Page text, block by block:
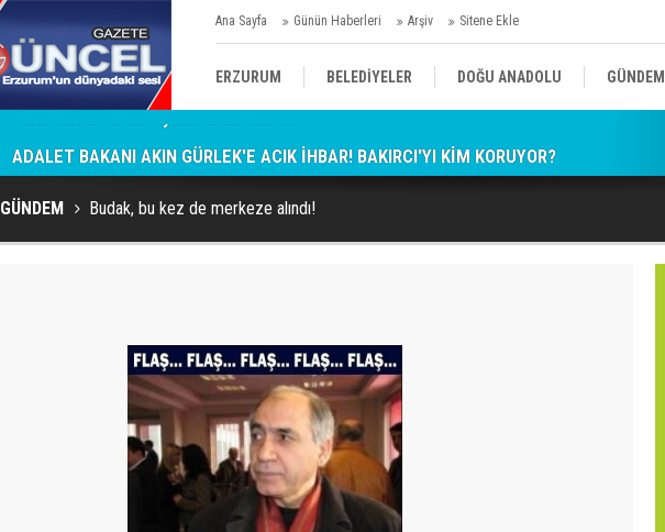
Ana Sayfa Günün Haberleri Arşiv Sitene Ekle
ERZURUM BELEDİYELER DOĞU ANADOLU GÜNDEM
KÜLTÜR/SANAT//MAĞAZİN
ADALET BAKANI AKIN GÜRLEK'E AÇIK İHBAR! BAKIRCI'YI KİM KORUYOR?
GÜNDEM Budak, bu kez de merkeze alındı!